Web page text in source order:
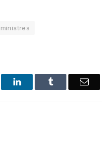
LinkedInTumblr Email